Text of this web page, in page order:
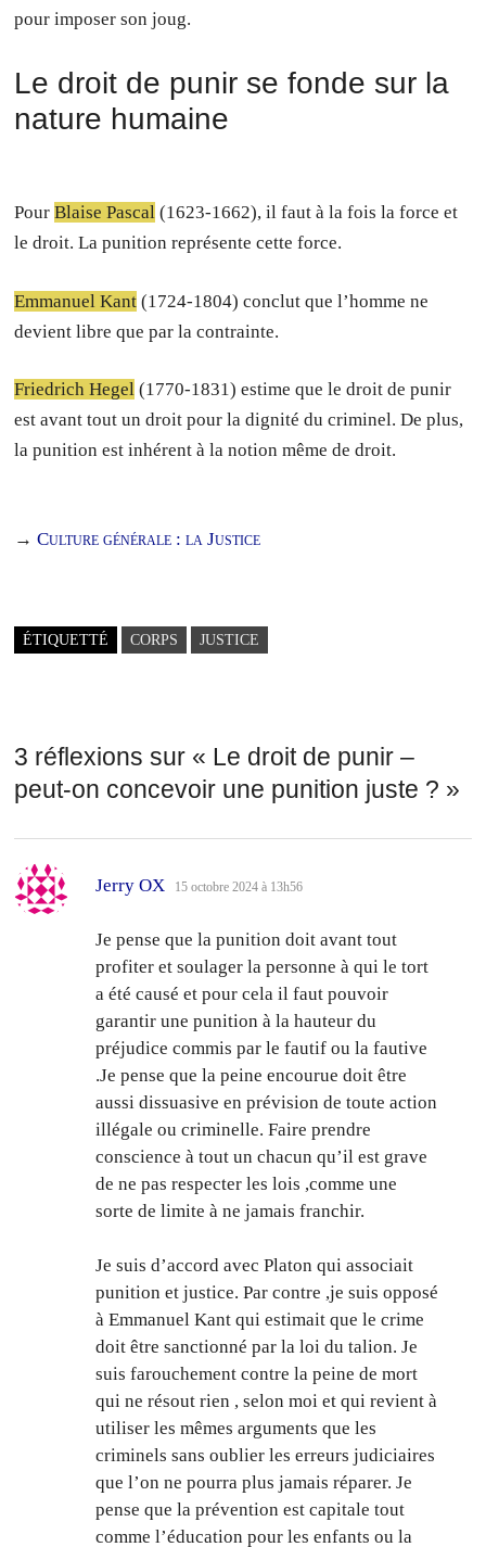
pour imposer son joug.
Le droit de punir se fonde sur la
nature humaine
PourBlaise Pascal (1623-1662), il faut à la fois la force et
le droit. La punition représente cette force.
Emmanuel Kant (1724-1804) conclut que l’homme ne
devient libre que par la contrainte.
Friedrich Hegel (1770-1831) estime que le droit de punir
est avant tout un droit pour la dignité du criminel. De plus,
la punition est inhérent à la notion même de droit.
→Culture générale : la Justice
ÉTIQUETTÉ CORPS JUSTICE
3 réflexions sur « Le droit de punir –
peut-on concevoir une punition juste ? »
Jerry OX dit :
15 octobre 2024 à 13h56
Je pense que la punition doit avant tout
profiter et soulager la personne à qui le tort
a été causé et pour cela il faut pouvoir
garantir une punition à la hauteur du
préjudice commis par le fautif ou la fautive
.Je pense que la peine encourue doit être
aussi dissuasive en prévision de toute action
illégale ou criminelle. Faire prendre
conscience à tout un chacun qu’il est grave
de ne pas respecter les lois ,comme une
sorte de limite à ne jamais franchir.
Je suis d’accord avec Platon qui associait
punition et justice. Par contre ,je suis opposé
à Emmanuel Kant qui estimait que le crime
doit être sanctionné par la loi du talion. Je
suis farouchement contre la peine de mort
qui ne résout rien , selon moi et qui revient à
utiliser les mêmes arguments que les
criminels sans oublier les erreurs judiciaires
que l’on ne pourra plus jamais réparer. Je
pense que la prévention est capitale tout
comme l’éducation pour les enfants ou la